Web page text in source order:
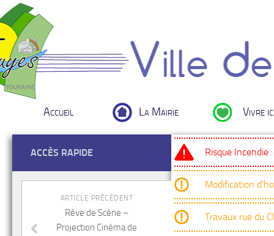
Accueil La Mairie Vivre
Risque Incendie
Modification
Travaux rue du
ACCÈS RAPIDE
ARTICLE PRÉCÉDENT
Rêve de Scène –
Projection Cinéma de